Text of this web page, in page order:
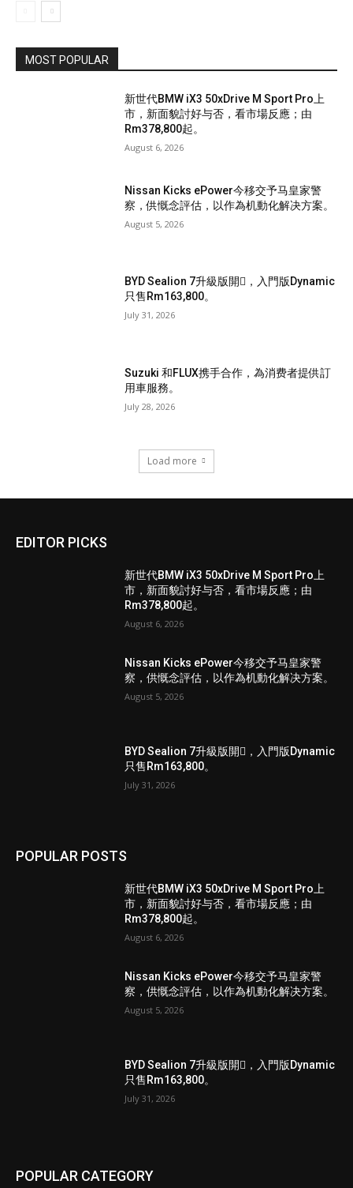
MOST POPULAR
新世代BMW iX3 50xDrive M Sport Pro上
市，新面貌討好与否，看市場反應；由
Rm378,800起。
August 6, 2026
Nissan Kicks ePower今移交予马皇家警
察，供慨念評估，以作為机動化解决方案。
August 5, 2026
BYD Sealion 7升級版開𧷗，入門版Dynamic
只售Rm163,800。
July 31, 2026
Suzuki 和FLUX携手合作，為消费者提供訂
用車服務。
July 28, 2026
Load more
EDITOR PICKS
新世代BMW iX3 50xDrive M Sport Pro上
市，新面貌討好与否，看市場反應；由
Rm378,800起。
August 6, 2026
Nissan Kicks ePower今移交予马皇家警
察，供慨念評估，以作為机動化解决方案。
August 5, 2026
BYD Sealion 7升級版開𧷗，入門版Dynamic
只售Rm163,800。
July 31, 2026
POPULAR POSTS
新世代BMW iX3 50xDrive M Sport Pro上
市，新面貌討好与否，看市場反應；由
Rm378,800起。
August 6, 2026
Nissan Kicks ePower今移交予马皇家警
察，供慨念評估，以作為机動化解决方案。
August 5, 2026
BYD Sealion 7升級版開𧷗，入門版Dynamic
只售Rm163,800。
July 31, 2026
POPULAR CATEGORY